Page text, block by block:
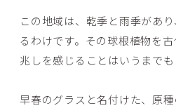
この地域は、乾季と雨季があ
るわけです。その球根植物を
兆しを感じることはいうまでも
早春のグラスと名付けた、原